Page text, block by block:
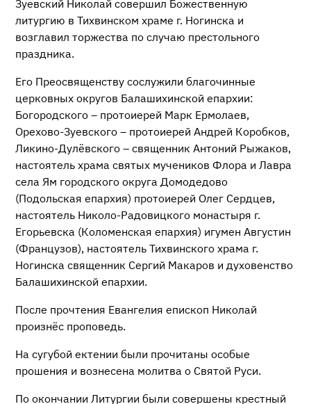
Зуевский Николай совершил Божественную
литургию в Тихвинском храме г. Ногинска и
возглавил торжества по случаю престольного
праздника.
Его Преосвященству сослужили благочинные
церковных округов Балашихинской епархии:
Богородского – протоиерей Марк Ермолаев,
Орехово-Зуевского – протоиерей Андрей Коробков,
Ликино-Дулёвского – священник Антоний Рыжаков,
настоятель храма святых мучеников Флора и Лавра
села Ям городского округа Домодедово
(Подольская епархия) протоиерей Олег Сердцев,
настоятель Николо-Радовицкого монастыря г.
Егорьевска (Коломенская епархия) игумен Августин
(Французов), настоятель Тихвинского храма г.
Ногинска священник Сергий Макаров и духовенство
Балашихинской епархии.
После прочтения Евангелия епископ Николай
произнёс проповедь.
На сугубой ектении были прочитаны особые
прошения и вознесена молитва о Святой Руси.
По окончании Литургии были совершены крестный